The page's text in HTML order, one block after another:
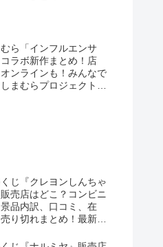
むら「インフルエンサ
ラボ新作まとめ！店
ンラインも！みんなで
まむらプロジェクト！
じ『クレヨンしんちゃ
売店はどこ？コンビニ
品内訳、口コミ、在
り切れまとめ！最新は
8/8より新発売！